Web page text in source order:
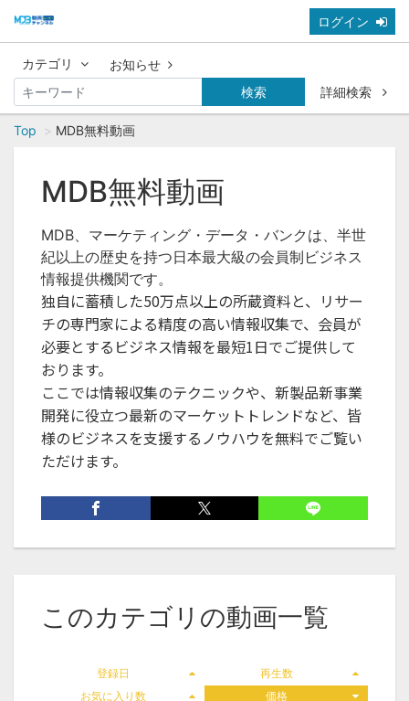
ログイン
カテゴリ
お知らせ
検索
詳細検索
Top MDB無料動画
MDB無料動画
MDB、マーケティング・データ・バンクは、半世
紀以上の歴史を持つ日本最大級の会員制ビジネス
情報提供機関です。
独自に蓄積した50万点以上の所蔵資料と、リサー
チの専門家による精度の高い情報収集で、会員が
必要とするビジネス情報を最短1日でご提供して
おります。
ここでは情報収集のテクニックや、新製品新事業
開発に役立つ最新のマーケットトレンドなど、皆
様のビジネスを支援するノウハウを無料でご覧い
ただけます。
このカテゴリの動画一覧
登録日
再生数
お気に入り数
価格